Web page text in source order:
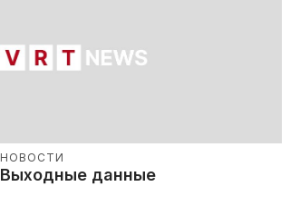
НОВОСТИ
Выходные данные